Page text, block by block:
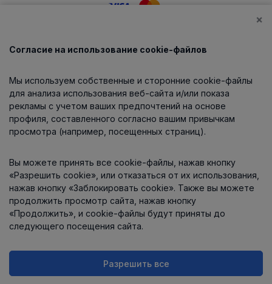
Каталог
О компании
Информация
Контакты
Интернет-магазин работает
×
Согласие на использование cookie-файлов
Мы используем собственные и сторонние cookie-файлы
для анализа использования веб-сайта и/или показа
рекламы с учетом ваших предпочтений на основе
профиля, составленного согласно вашим привычкам
просмотра (например, посещенных страниц).
Вы можете принять все cookie-файлы, нажав кнопку
«Разрешить cookie», или отказаться от их использования,
нажав кнопку «Заблокировать cookie». Также вы можете
продолжить просмотр сайта, нажав кнопку
«Продолжить», и cookie-файлы будут приняты до
следующего посещения сайта.
Разрешить все